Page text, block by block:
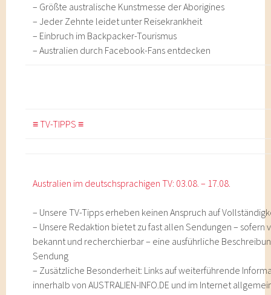
– Größte australische Kunstmesse der Aborigines
– Jeder Zehnte leidet unter Reisekrankheit
– Einbruch im Backpacker-Tourismus
– Australien durch Facebook-Fans entdecken
≡ TV-TIPPS ≡
Australien im deutschsprachigen TV: 03.08. – 17.08.
– Unsere TV-Tipps erheben keinen Anspruch auf
– Unsere Redaktion bietet zu fast allen Sendungen – sofern
bekannt und recherchierbar – eine ausführliche
Sendung
– Zusätzliche Besonderheit: Links auf weiterführende
innerhalb von AUSTRALIEN-INFO.DE und im Internet